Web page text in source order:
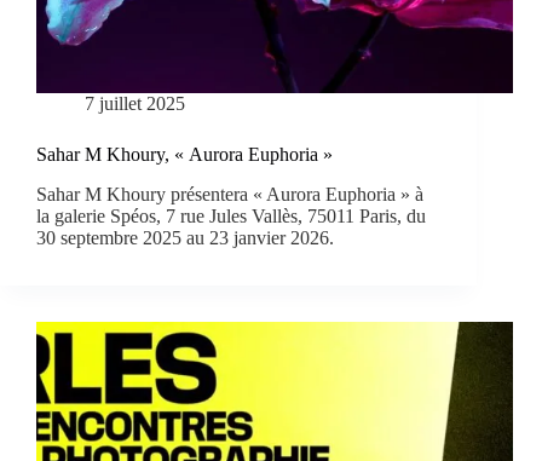
7 juillet 2025
Sahar M Khoury, « Aurora Euphoria »
Sahar M Khoury présentera « Aurora Euphoria » à
la galerie Spéos, 7 rue Jules Vallès, 75011 Paris, du
30 septembre 2025 au 23 janvier 2026.